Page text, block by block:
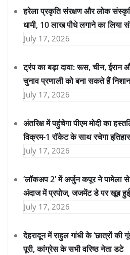
हरेला प्रकृति संरक्षण और लोक
धामी, 10 लाख पौधे लगाने का लिया
July 17, 2026
ट्रंप का बड़ा दावा: रूस, चीन, ईरान
चुनाव प्रणाली को बना सकते हैं
July 17, 2026
अंतरिक्ष में पहुंचेगा पीएम मोदी का
विक्रम-1 रॉकेट के साथ रचेगा
July 17, 2026
‘लॉकअप 2’ में अर्जुन कपूर ने पामेला
अंदाज में प्रपोज, जजमेंट डे पर खूब
July 17, 2026
देहरादून में राहुल गांधी के ‘छात्रों की
पूरी, कांग्रेस के सभी वरिष्ठ नेता डटे